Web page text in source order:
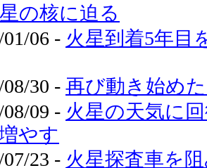
の核に迫る
06 - 火星到着5年目
30 - 再び動き始め
09 - 火星の天気に
やす
23 - 火星探査車を